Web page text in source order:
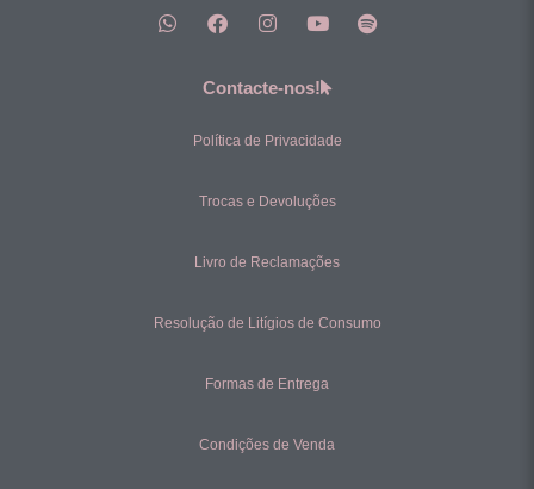
Contacte-nos!
Política de Privacidade
Trocas e Devoluções
Livro de Reclamações
Resolução de Litígios de Consumo
Formas de Entrega
Condições de Venda